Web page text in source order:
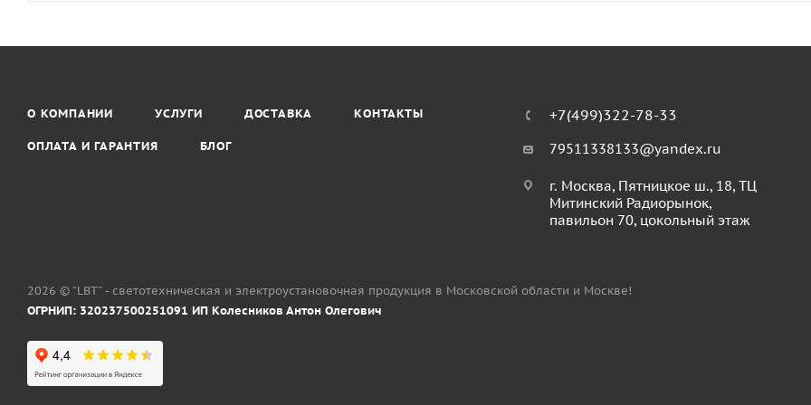
О КОМПАНИИ УСЛУГИ ДОСТАВКА КОНТАКТЫ
ОПЛАТА И ГАРАНТИЯ БЛОГ
+7(499)322-78-33
79511338133@yandex.ru
г. Москва, Пятницкое ш., 18, ТЦ
Митинский Радиорынок,
павильон 70, цокольный этаж
2026 © “LBT” - светотехническая и электроустановочная продукция в Московской области и Москве!
ОГРНИП: 320237500251091 ИП Колесников Антон Олегович